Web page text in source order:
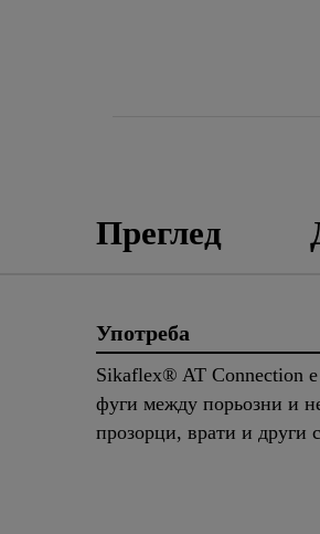
Преглед
Употреба
Sikaflex® AT Connection е
фуги между порьозни и
прозорци, врати и други